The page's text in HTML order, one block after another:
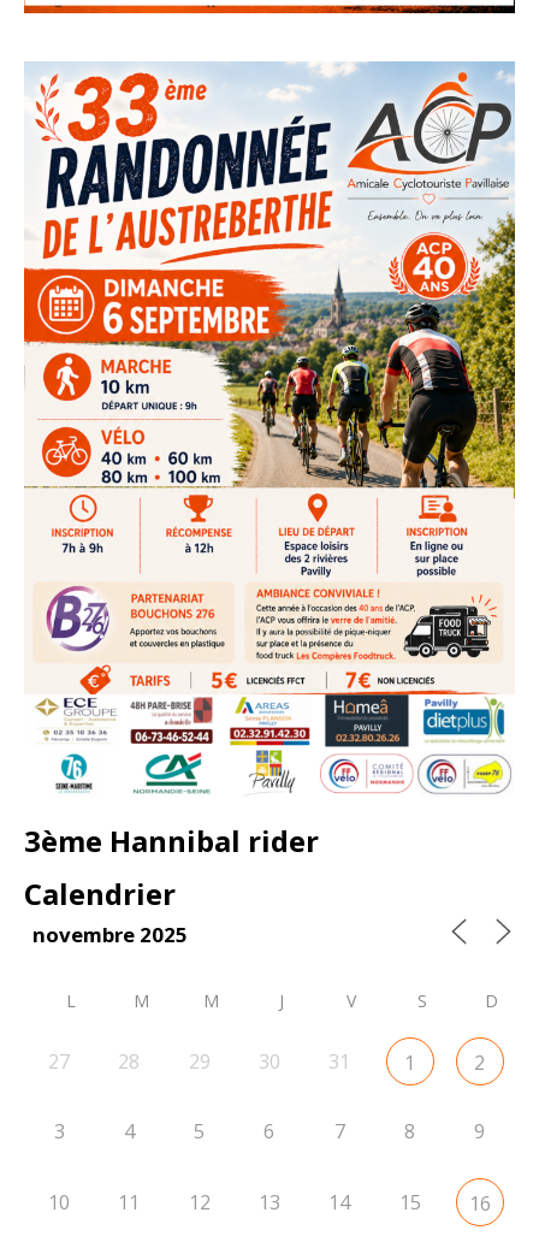
3ème Hannibal rider
Calendrier
novembre 2025
L M M J V S D
27 28 29 30 31 1 2
3 4 5 6 7 8 9
10 11 12 13 14 15 16